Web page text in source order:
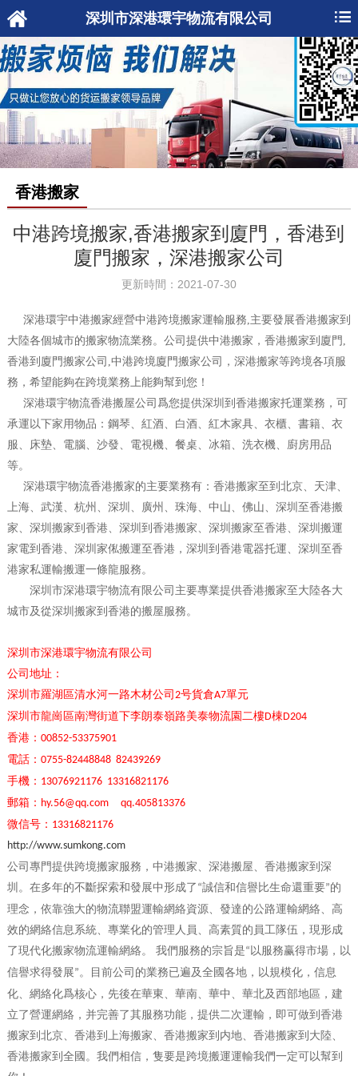
深圳市深港環宇物流有限公司
香港搬家
中港跨境搬家,香港搬家到廈門，香港到
廈門搬家，深港搬家公司
更新時間：2021-07-30
深港環宇中港搬家經營中港跨境搬家運輸服務,主要發展香港搬家到
大陸各個城市的搬家物流業務。公司提供中港搬家，香港搬家到廈門,
香港到廈門搬家公司,中港跨境廈門搬家公司，深港搬家等跨境各項服
務，希望能夠在跨境業務上能夠幫到您！
深港環宇物流香港搬屋公司爲您提供深圳到香港搬家托運業務，可
承運以下家用物品：鋼琴、紅酒、白酒、紅木家具、衣櫃、書籍、衣
服、床墊、電腦、沙發、電視機、餐桌、冰箱、洗衣機、廚房用品
等。
深港環宇物流香港搬家的主要業務有：香港搬家至到北京、天津、
上海、武漢、杭州、深圳、廣州、珠海、中山、佛山、深圳至香港搬
家、深圳搬家到香港、深圳到香港搬家、深圳搬家至香港、深圳搬運
家電到香港、深圳家俬搬運至香港，深圳到香港電器托運、深圳至香
港家私運輸搬運一條龍服務。
深圳市深港環宇物流有限公司主要專業提供香港搬家至大陸各大
城市及從深圳搬家到香港的搬屋服務。
深圳市深港環宇物流有限公司
公司地址：
深圳市羅湖區清水河一路木材公司 2号貨倉A7單元
深圳市龍崗區南灣街道下李朗泰嶺路美泰物流園二樓D棟D204
香港： 00852-53375901
電話： 0755-82448848 82439269
手機： 13076921176 13316821176
郵箱： hy.56@qq.com qq.405813376
微信号： 13316821176
http://www.sumkong.com
公司專門提供跨境搬家服務，中港搬家、深港搬屋、香港搬家到深
圳。在多年的不斷探索和發展中形成了 “誠信和信譽比生命還重要”的
理念，依靠強大的物流聯盟運輸網絡資源、發達的公路運輸網絡、高
效的網絡信息系統、專業化的管理人員、高素質的員工隊伍，現形成
了現代化搬家物流運輸網絡。 我們服務的宗旨是“ 以服務赢得市場，以
信譽求得發展”。目前公司的業務已遍及全國各地，以規模化，信息
化、網絡化爲核心，先後在華東、華南、華中、華北及西部地區，建
立了營運網絡，并完善了其服務功能，提供二次運輸，即可做到香港
搬家到北京、香港到上海搬家、香港搬家到内地、香港搬家到大陸、
香港搬家到全國。我們相信，隻要是跨境搬運運輸我們一定可以幫到